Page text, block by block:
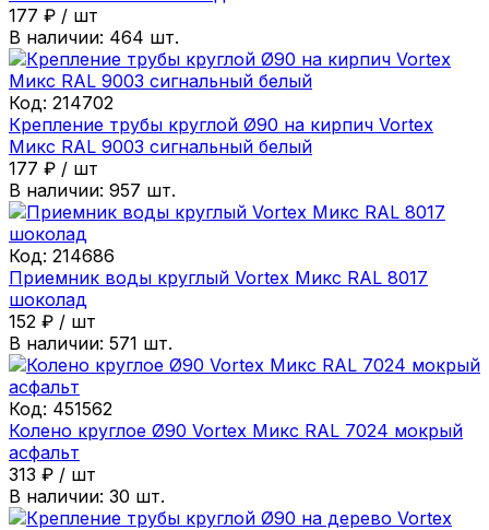
177 ₽ / шт
В наличии: 464 шт.
Код: 214702
Крепление трубы круглой Ø90 на кирпич Vortex
Микс RAL 9003 сигнальный белый
177 ₽ / шт
В наличии: 957 шт.
Код: 214686
Приемник воды круглый Vortex Микс RAL 8017
шоколад
152 ₽ / шт
В наличии: 571 шт.
Код: 451562
Колено круглое Ø90 Vortex Микс RAL 7024 мокрый
асфальт
313 ₽ / шт
В наличии: 30 шт.